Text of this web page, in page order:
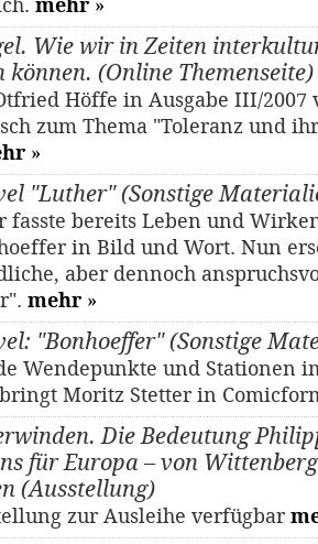
mehr »
Wie wir in Zeiten
können. (Online Themenseite)
Höffe in Ausgabe III/2007
zum Thema "Toleranz und
»
"Luther" (Sonstige
fasste bereits Leben und
in Bild und Wort. Nun
aber dennoch
mehr »
"Bonhoeffer" (Sonstige
Wendepunkte und Stationen
Moritz Stetter in
Die Bedeutung
für Europa – von
(Ausstellung)
zur Ausleihe verfügbar